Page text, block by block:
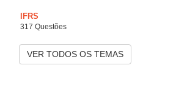
IFRS
317 Questões
VER TODOS OS TEMAS